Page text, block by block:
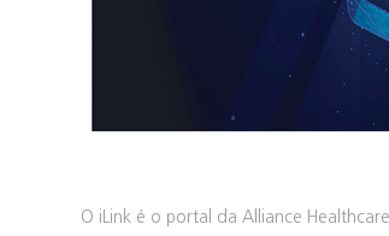
O iLink é o portal da Alliance